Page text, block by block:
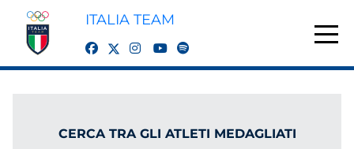
ITALIA TEAM
facebook
twitter
instagram
youtube
spotify
CERCA TRA GLI ATLETI MEDAGLIATI